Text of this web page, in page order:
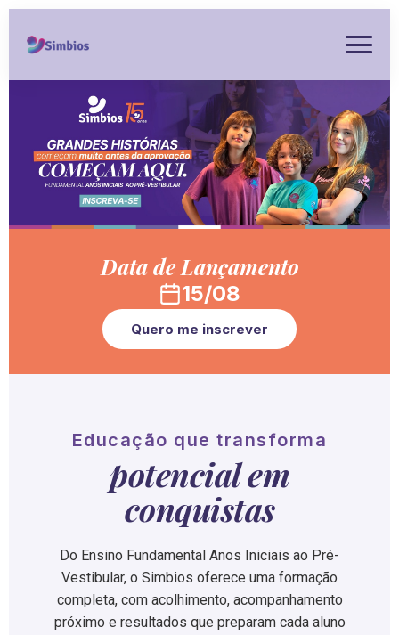
Data de Lançamento
15/08
Quero me inscrever
Educação que transforma
potencial em
conquistas
Do Ensino Fundamental Anos Iniciais ao Pré-
Vestibular, o Simbios oferece uma formação
completa, com acolhimento, acompanhamento
próximo e resultados que preparam cada aluno